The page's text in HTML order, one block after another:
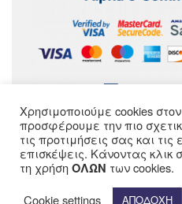
ΑΚΟΛΟΥΘΗΣΕ ΜΑΣ
Χρησιμοποιούμε cookies
προσφέρουμε την πιο
τις προτιμήσεις σας και
επισκέψεις. Κάνοντας
τη χρήσηΟΛΩΝ των cookies.
Cookie settings
ΑΠΟΔΟΧΗ